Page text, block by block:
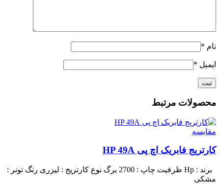
نام *
ایمیل *
محصولات مرتبط
مقايسه
کارتریج فابریک اچ پی HP 49A
برند : Hp ظرفیت چاپ : 2700 برگ نوع کارتریج : لیزری رنگ تونر :
مشکی